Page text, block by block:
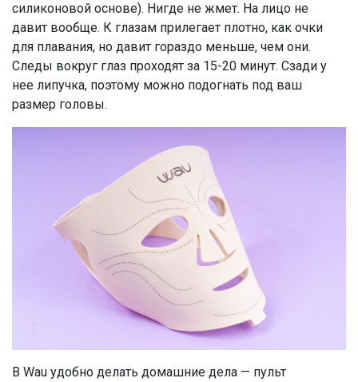
силиконовой основе). Нигде не жмет. На лицо не
давит вообще. К глазам прилегает плотно, как очки
для плавания, но давит гораздо меньше, чем они.
Следы вокруг глаз проходят за 15-20 минут. Сзади у
нее липучка, поэтому можно подогнать под ваш
размер головы.
В Wau удобно делать домашние дела — пульт